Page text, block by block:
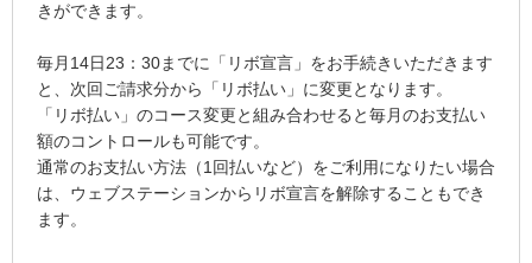
きができます。
毎月14日23：30までに「リボ宣言」をお手続きいただきます
と、次回ご請求分から「リボ払い」に変更となります。
「リボ払い」のコース変更と組み合わせると毎月のお支払い
額のコントロールも可能です。
通常のお支払い方法（1回払いなど）をご利用になりたい場合
は、ウェブステーションからリボ宣言を解除することもでき
ます。